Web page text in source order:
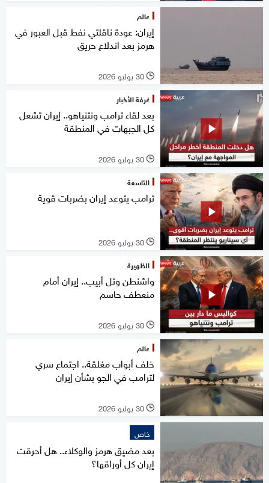
عالم
إيران: عودة ناقلتي نفط قبل العبور في
هرمز بعد اندلاع حريق
l 30 يوليو 2026
غرفة الأخبار
بعد لقاء ترامب ونتنياهو.. إيران تشعل
كل الجبهات في المنطقة
l 30 يوليو 2026
التاسعة
ترامب يتوعد إيران بضربات قوية
l 30 يوليو 2026
الظهيرة
واشنطن وتل أبيب.. إيران أمام
منعطف حاسم
l 30 يوليو 2026
عالم
خلف أبواب مغلقة.. اجتماع سري
لترامب في الجو بشأن إيران
l 30 يوليو 2026
خاص
بعد مضيق هرمز والوكلاء.. هل أحرقت
إيران كل أوراقها؟